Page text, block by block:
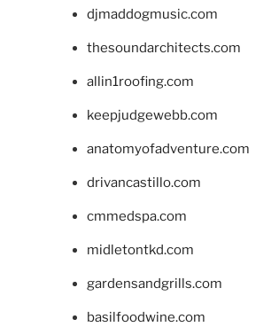
djmaddogmusic.com
thesoundarchitects.com
allin1roofing.com
keepjudgewebb.com
anatomyofadventure.com
drivancastillo.com
cmmedspa.com
midletontkd.com
gardensandgrills.com
basilfoodwine.com